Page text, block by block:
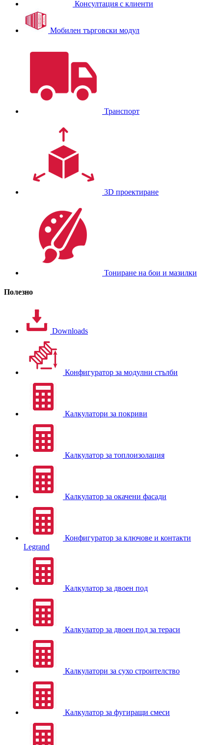
Консултация с клиенти
Мобилен търговски модул
Транспорт
3D проектиране
Тониране на бои и мазилки
Полезно
Downloads
Конфигуратор за модулни стълби
Калкулатори за покриви
Калкулатор за топлоизолация
Калкулатор за окачени фасади
Конфигуратор за ключове и контакти
Legrand
Калкулатор за двоен под
Калкулатор за двоен под за тераси
Калкулатори за сухо строителство
Калкулатор за фугиращи смеси